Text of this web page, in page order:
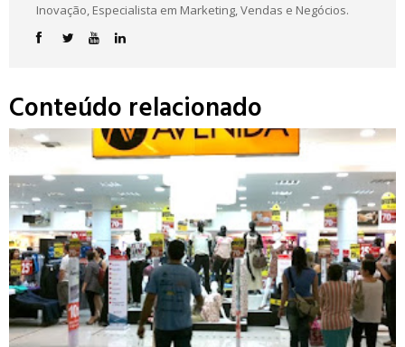
Inovação, Especialista em Marketing, Vendas e Negócios.
Conteúdo relacionado